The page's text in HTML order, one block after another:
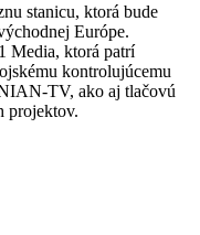
stanicu, ktorá bude
Európe.
Media, ktorá patrí
kontrolujúcemu
TV, ako aj tlačovú
projektov.